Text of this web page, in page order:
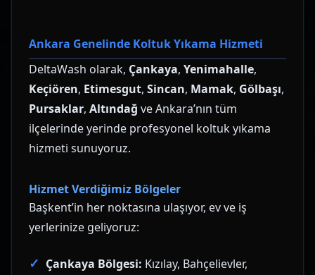
Ankara Genelinde Koltuk Yıkama Hizmeti
DeltaWash olarak, Çankaya, Yenimahalle,
Keçiören, Etimesgut, Sincan, Mamak, Gölbaşı,
Pursaklar, Altındağ ve Ankara’nın tüm
ilçelerinde yerinde profesyonel koltuk yıkama
hizmeti sunuyoruz.
Hizmet Verdiğimiz Bölgeler
Başkent’in her noktasına ulaşıyor, ev ve iş
yerlerinize geliyoruz:
Çankaya Bölgesi: Kızılay, Bahçelievler,